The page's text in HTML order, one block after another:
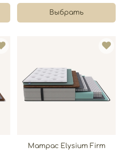
Выбрать
Матрас Elysium Firm